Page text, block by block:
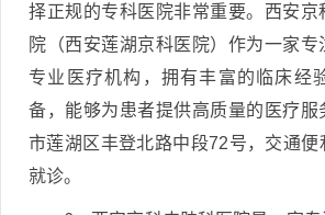
择正规的专科医院非常重要。西安京
院（西安莲湖京科医院）作为一家专
专业医疗机构，拥有丰富的临床经
备，能够为患者提供高质量的医疗服
市莲湖区丰登北路中段72号，交通便
就诊。